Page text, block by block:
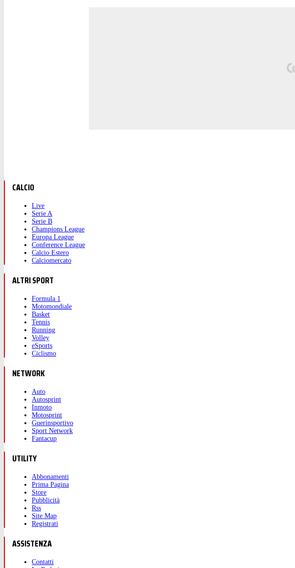
CALCIO
Live
Serie A
Serie B
Champions League
Europa League
Conference League
Calcio Estero
Calciomercato
ALTRI SPORT
Formula 1
Motomondiale
Basket
Tennis
Running
Volley
eSports
Ciclismo
NETWORK
Auto
Autosprint
Inmoto
Motosprint
Guerinsportivo
Sport Network
Fantacup
UTILITY
Abbonamenti
Prima Pagina
Store
Pubblicità
Rss
Site Map
Registrati
ASSISTENZA
Contatti